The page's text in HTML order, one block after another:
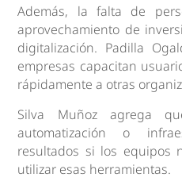
Además, la falta de
aprovechamiento de
digitalización. Padilla
empresas capacitan
rápidamente a otras
Silva Muñoz agrega
automatización o
resultados si los equipos
utilizar esas herramientas.